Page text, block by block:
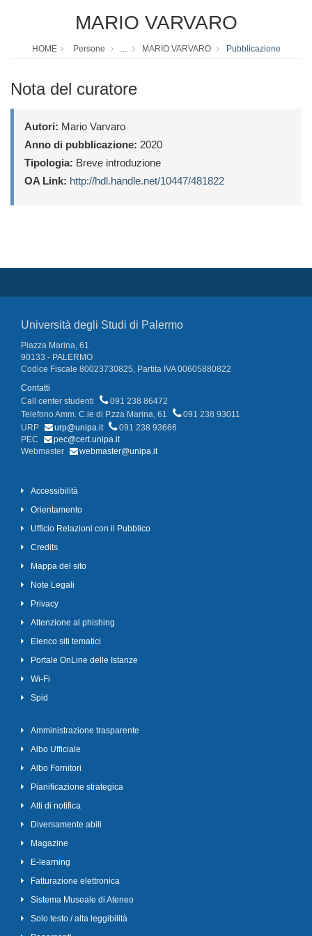
MARIO VARVARO
HOME Persone ... MARIO VARVARO Pubblicazione
Nota del curatore
Autori: Mario Varvaro
Anno di pubblicazione: 2020
Tipologia: Breve introduzione
OA Link: http://hdl.handle.net/10447/481822
Università degli Studi di Palermo
Piazza Marina, 61
90133 - PALERMO
Codice Fiscale 80023730825, Partita IVA 00605880822
Contatti
Call center studenti
091 238 86472
Telefono Amm. C.le di P.zza Marina, 61
091 238 93011
URP
urp@unipa.it
091 238 93666
PEC
pec@cert.unipa.it
Webmaster
webmaster@unipa.it
Accessibilità
Orientamento
Ufficio Relazioni con il Pubblico
Credits
Mappa del sito
Note Legali
Privacy
Attenzione al phishing
Elenco siti tematici
Portale OnLine delle Istanze
Wi-Fi
Spid
Amministrazione trasparente
Albo Ufficiale
Albo Fornitori
Pianificazione strategica
Atti di notifica
Diversamente abili
Magazine
E-learning
Fatturazione elettronica
Sistema Museale di Ateneo
Solo testo / alta leggibilità